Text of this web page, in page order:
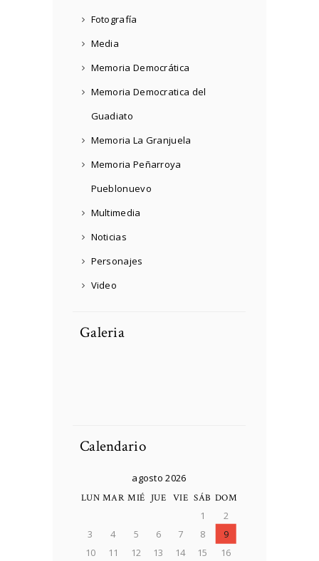
Fotografía
Media
Memoria Democrática
Memoria Democratica del
Guadiato
Memoria La Granjuela
Memoria Peñarroya
Pueblonuevo
Multimedia
Noticias
Personajes
Video
Galeria
Calendario
agosto 2026
LUN MAR MIÉ JUE VIE SÁB DOM
1
2
3
4 5 6 7 8
9
10
11 12 13 14 15
16